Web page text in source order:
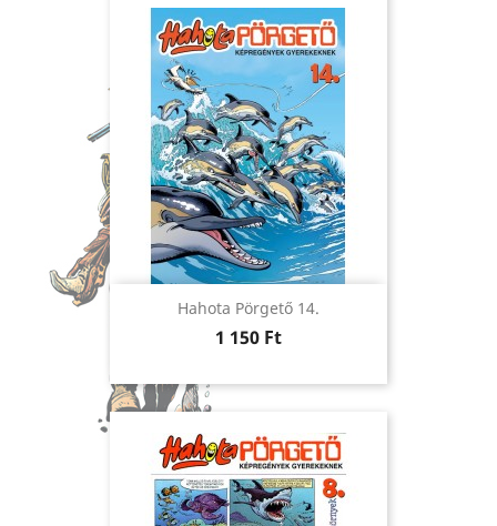
Hahota Pörgető 14.
Ár
1 150 Ft